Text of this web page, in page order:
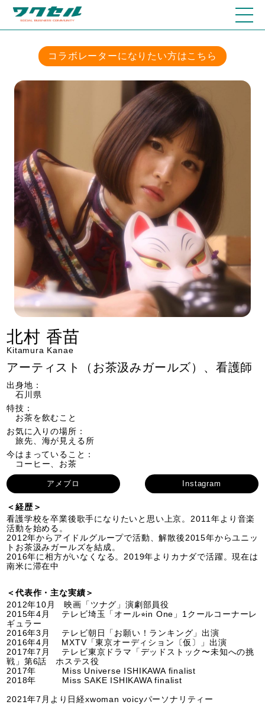
コラボレーターになりたい方はこちら
北村 香苗
Kitamura Kanae
アーティスト（お茶汲みガールズ）、看護師
出身地：
石川県
特技：
お茶を飲むこと
お気に入りの場所：
旅先、海が見える所
今はまっていること：
コーヒー、お茶
アメブロ Instagram
＜経歴＞
看護学校を卒業後歌手になりたいと思い上京。2011年より音楽
活動を始める。
2012年からアイドルグループで活動、解散後2015年からユニッ
トお茶汲みガールズを結成。
2016年に相方がいなくなる。2019年よりカナダで活躍。現在は
南米に滞在中
＜代表作・主な実績＞
2012年10月 映画「ツナグ」演劇部員役
2015年4月 テレビ埼玉「オール⭐︎in One」1クールコーナーレ
ギュラー
2016年3月 テレビ朝日「お願い！ランキング」出演
2016年4月 MXTV「東京オーディション〔仮〕」出演
2017年7月 テレビ東京ドラマ「デッドストック〜未知への挑
戦」第6話 ホステス役
2017年 Miss Universe ISHIKAWA finalist
2018年 Miss SAKE ISHIKAWA finalist
2021年7月より日経xwoman voicyパーソナリティー